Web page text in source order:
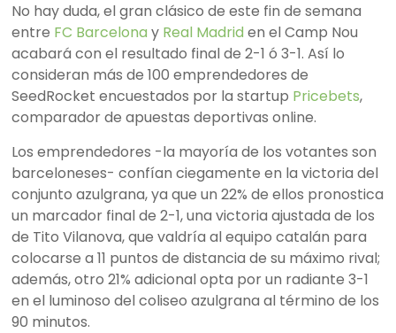
No hay duda, el gran clásico de este fin de semana
entre FC Barcelona y Real Madrid en el Camp Nou
acabará con el resultado final de 2-1 ó 3-1. Así lo
consideran más de 100 emprendedores de
SeedRocket encuestados por la startup Pricebets,
comparador de apuestas deportivas online.
Los emprendedores -la mayoría de los votantes son
barceloneses- confían ciegamente en la victoria del
conjunto azulgrana, ya que un 22% de ellos pronostica
un marcador final de 2-1, una victoria ajustada de los
de Tito Vilanova, que valdría al equipo catalán para
colocarse a 11 puntos de distancia de su máximo rival;
además, otro 21% adicional opta por un radiante 3-1
en el luminoso del coliseo azulgrana al término de los
90 minutos.